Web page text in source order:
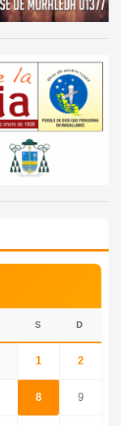
S D
1 2
8 9